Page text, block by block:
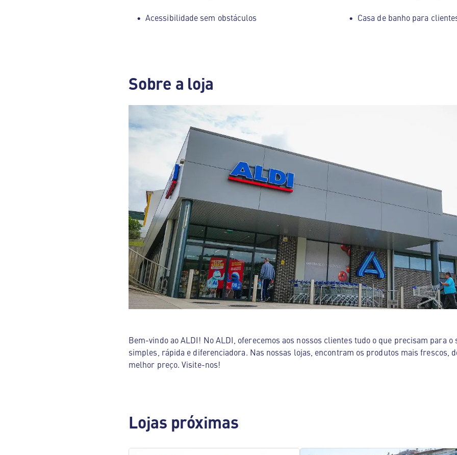
Acessibilidade sem obstáculos Casa de banho para
Sobre a loja
Bem-vindo ao ALDI! No ALDI, oferecemos aos nossos clientes tudo o que precisam para o
simples, rápida e diferenciadora. Nas nossas lojas, encontram os produtos mais frescos,
melhor preço. Visite-nos!
Lojas próximas